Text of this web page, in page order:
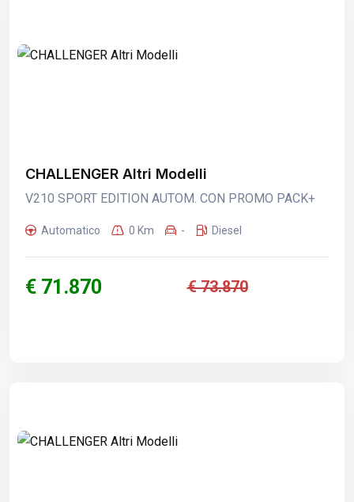
CHALLENGER Altri Modelli
V210 SPORT EDITION AUTOM. CON PROMO PACK+
Automatico 0 Km - Diesel
€ 71.870 € 73.870